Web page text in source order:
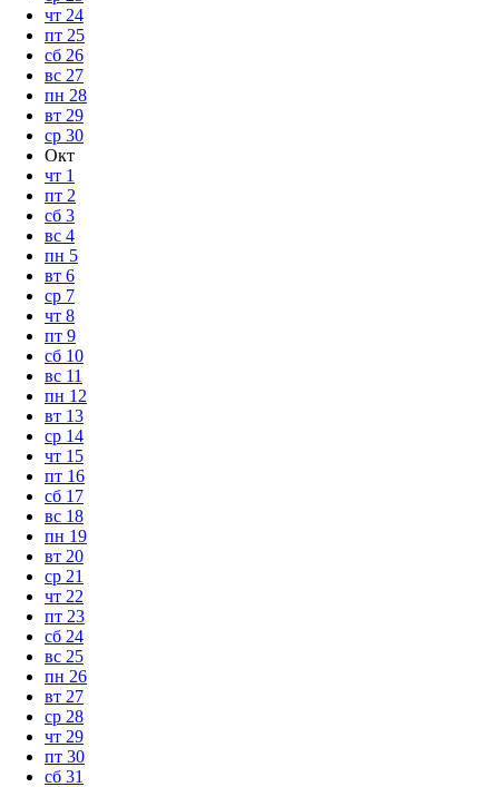
чт 24
пт 25
сб 26
вс 27
пн 28
вт 29
ср 30
Окт
чт 1
пт 2
сб 3
вс 4
пн 5
вт 6
ср 7
чт 8
пт 9
сб 10
вс 11
пн 12
вт 13
ср 14
чт 15
пт 16
сб 17
вс 18
пн 19
вт 20
ср 21
чт 22
пт 23
сб 24
вс 25
пн 26
вт 27
ср 28
чт 29
пт 30
сб 31